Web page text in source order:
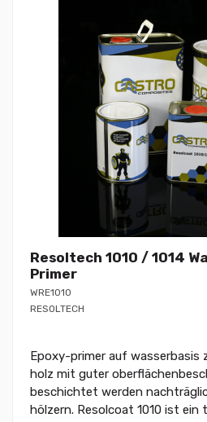
Resoltech 1010 / 1014
Primer
WRE1010
RESOLTECH
Epoxy-primer auf wasserbasis
holz mit guter
beschichtet werden
hölzern. Resolcoat 1010 ist